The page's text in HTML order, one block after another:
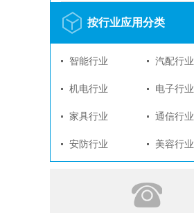
按行业应用分类
智能行业 汽配行业
机电行业 电子行业
家具行业 通信行业
安防行业 美容行业